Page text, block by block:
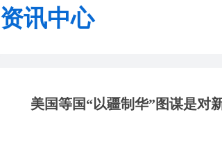
资讯中心
美国等国“以疆制华”图谋是